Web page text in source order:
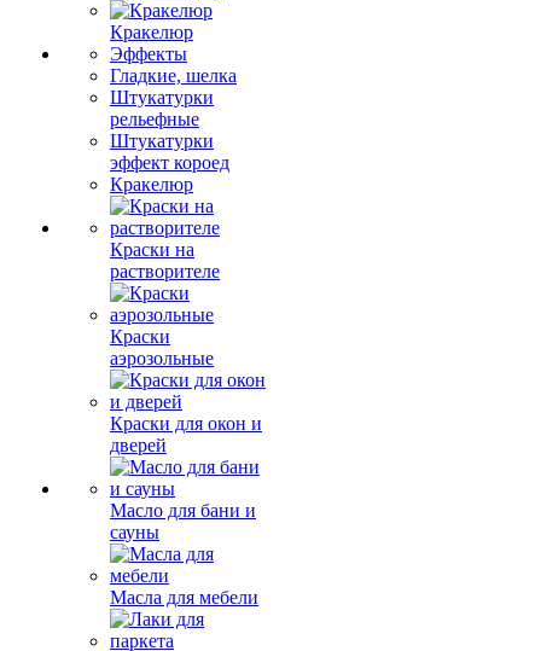
Кракелюр
Эффекты
Гладкие, шелка
Штукатурки
рельефные
Штукатурки
эффект короед
Кракелюр
Краски на
растворителе
Краски
аэрозольные
Краски для окон и
дверей
Масло для бани и
сауны
Масла для мебели